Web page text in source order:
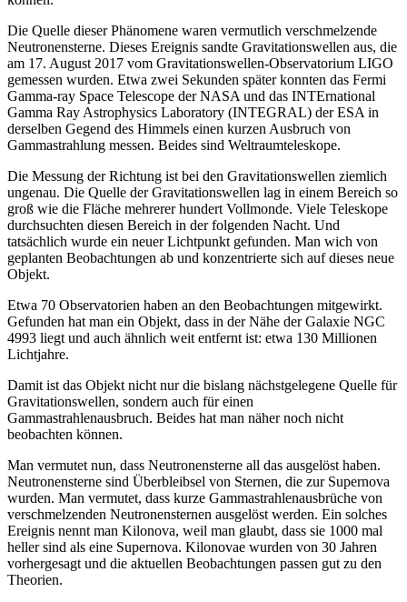
Die Quelle dieser Phänomene waren vermutlich verschmelzende
Neutronensterne. Dieses Ereignis sandte Gravitationswellen aus, die
am 17. August 2017 vom Gravitationswellen-Observatorium LIGO
gemessen wurden. Etwa zwei Sekunden später konnten das Fermi
Gamma-ray Space Telescope der NASA und das INTErnational
Gamma Ray Astrophysics Laboratory (INTEGRAL) der ESA in
derselben Gegend des Himmels einen kurzen Ausbruch von
Gammastrahlung messen. Beides sind Weltraumteleskope.
Die Messung der Richtung ist bei den Gravitationswellen ziemlich
ungenau. Die Quelle der Gravitationswellen lag in einem Bereich so
groß wie die Fläche mehrerer hundert Vollmonde. Viele Teleskope
durchsuchten diesen Bereich in der folgenden Nacht. Und
tatsächlich wurde ein neuer Lichtpunkt gefunden. Man wich von
geplanten Beobachtungen ab und konzentrierte sich auf dieses neue
Objekt.
Etwa 70 Observatorien haben an den Beobachtungen mitgewirkt.
Gefunden hat man ein Objekt, dass in der Nähe der Galaxie NGC
4993 liegt und auch ähnlich weit entfernt ist: etwa 130 Millionen
Lichtjahre.
Damit ist das Objekt nicht nur die bislang nächstgelegene Quelle für
Gravitationswellen, sondern auch für einen
Gammastrahlenausbruch. Beides hat man näher noch nicht
beobachten können.
Man vermutet nun, dass Neutronensterne all das ausgelöst haben.
Neutronensterne sind Überbleibsel von Sternen, die zur Supernova
wurden. Man vermutet, dass kurze Gammastrahlenausbrüche von
verschmelzenden Neutronensternen ausgelöst werden. Ein solches
Ereignis nennt man Kilonova, weil man glaubt, dass sie 1000 mal
heller sind als eine Supernova. Kilonovae wurden von 30 Jahren
vorhergesagt und die aktuellen Beobachtungen passen gut zu den
Theorien.